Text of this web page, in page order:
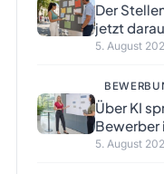
Der
jetzt
5. August
Über KI
Bewerber
5. August